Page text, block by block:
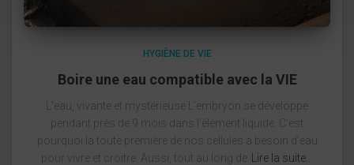
HYGIÈNE DE VIE
Boire une eau compatible avec la VIE
L’eau, vivante et mystérieuse L’embryon se développe
pendant près de 9 mois dans l’élément liquide. C’est
pourquoi la toute première de nos cellules a besoin d’eau
pour vivre et croitre. Aussi, tout au long de
Lire la suite…